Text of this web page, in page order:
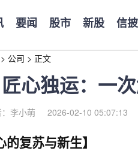
要闻 股市 新股 信
> 公司 > 正文
心独运：一
李小萌 2026-02-10 05:07:13
的复苏与新生】